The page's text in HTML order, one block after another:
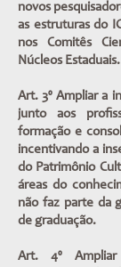
novos
as estruturas do
nos Comitês
Núcleos Estaduais.
Art. 3º Ampliar a
junto aos
formação e
incentivando a
do Patrimônio
áreas do
não faz parte da
de graduação.
Art. 4º